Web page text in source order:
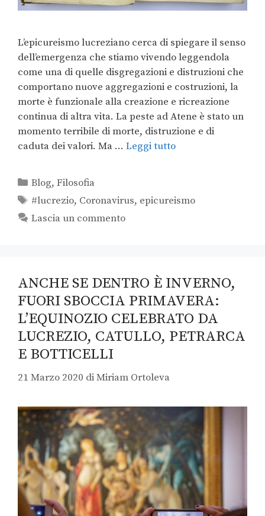
L’epicureismo lucreziano cerca di spiegare il senso
dell’emergenza che stiamo vivendo leggendola
come una di quelle disgregazioni e distruzioni che
comportano nuove aggregazioni e costruzioni, la
morte è funzionale alla creazione e ricreazione
continua di altra vita. La peste ad Atene è stato un
momento terribile di morte, distruzione e di
caduta dei valori. Ma … Leggi tutto
Blog,Filosofia
#lucrezio, Coronavirus, epicureismo
Lascia un commento
ANCHE SE DENTRO È INVERNO,
FUORI SBOCCIA PRIMAVERA:
L’EQUINOZIO CELEBRATO DA
LUCREZIO, CATULLO, PETRARCA
E BOTTICELLI
21 Marzo 2020 diMiriam Ortoleva